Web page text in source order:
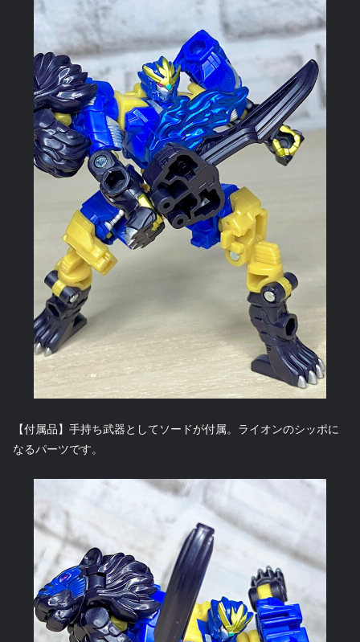
【付属品】手持ち武器としてソードが付属。ライオンのシッポに
なるパーツです。